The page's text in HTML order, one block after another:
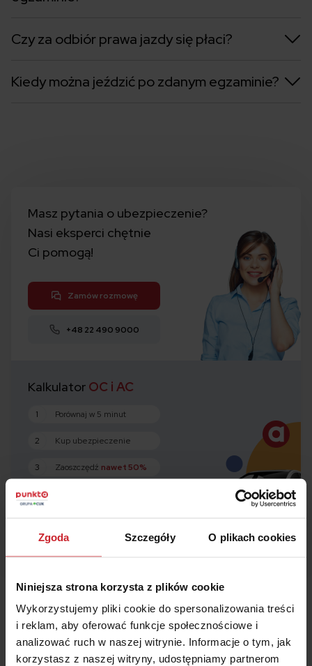
Zgoda Szczegóły O plikach cookies
Niniejsza strona korzysta z plików cookie
Wykorzystujemy pliki cookie do spersonalizowania treści
i reklam, aby oferować funkcje społecznościowe i
analizować ruch w naszej witrynie. Informacje o tym, jak
korzystasz z naszej witryny, udostępniamy partnerom
Czy za odbiór prawa jazdy się płaci?
Kiedy można jeździć po zdanym egzaminie?
Masz pytania o ubezpieczenie?
Nasi eksperci chętnie
Ci pomogą!
Zamów rozmowę
+48 22 490 9000
Kalkulator OC i AC
1 Porównaj w 5 minut
2 Kup ubezpieczenie
3 Zaoszczędź nawet 50%
Podsumowanie
Po zdaniu egzaminu nie musisz nigdzie składać